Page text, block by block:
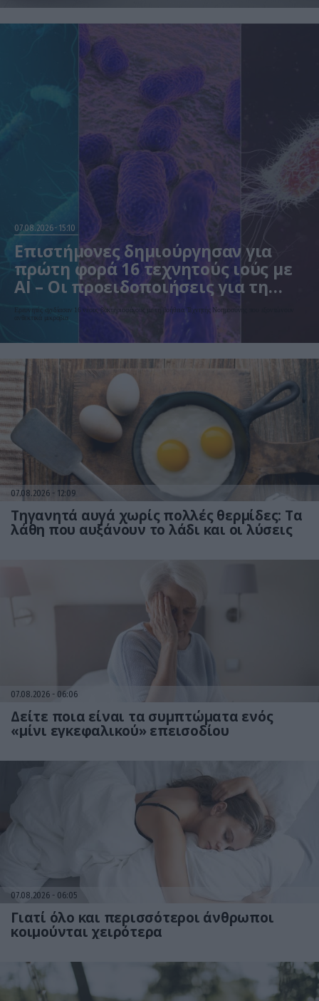
07.08.2026 15:10
Επιστήμονες δημιούργησαν για
πρώτη φορά 16 τεχνητούς ιούς με
AI – Οι προειδοποιήσεις για τη
βιοασφάλεια
Ερευνητές σχεδίασαν 16 νέους βακτηριοφάγους με τη βοήθεια Τεχνητής Νοημοσύνης που εξοντώνουν
ανθεκτικά μικρόβια
07.08.2026 12:09
Τηγανητά αυγά χωρίς πολλές θερμίδες: Τα
λάθη που αυξάνουν το λάδι και οι λύσεις
07.08.2026 06:06
Δείτε ποια είναι τα συμπτώματα ενός
«μίνι εγκεφαλικού» επεισοδίου
07.08.2026 06:05
Γιατί όλο και περισσότεροι άνθρωποι
κοιμούνται χειρότερα